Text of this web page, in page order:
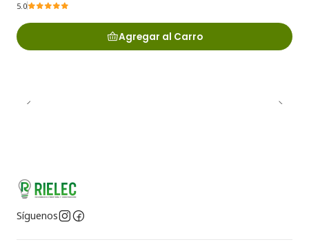
5.0
Agregar al Carro
Síguenos